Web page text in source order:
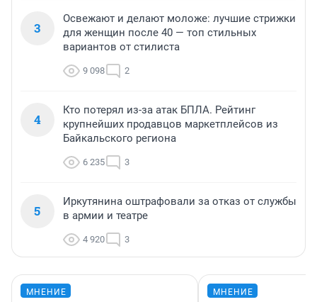
3
Освежают и делают моложе: лучшие стрижки
для женщин после 40 — топ стильных
вариантов от стилиста
9 098 2
4
Кто потерял из-за атак БПЛА. Рейтинг
крупнейших продавцов маркетплейсов из
Байкальского региона
6 235 3
5
Иркутянина оштрафовали за отказ от службы
в армии и театре
4 920 3
МНЕНИЕ МНЕНИЕ